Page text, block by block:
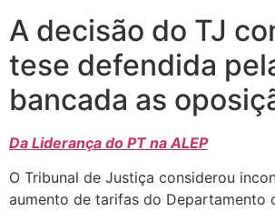
A decisão do TJ
tese defendida
bancada as
Da Liderança do PT na ALEP
O Tribunal de Justiça considerou
aumento de tarifas do Departamento